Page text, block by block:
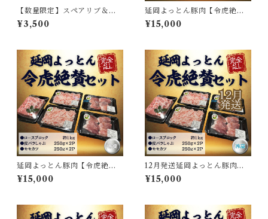
【数量限定】スペアリブ＆ナ
ンコツセット
¥3,500
延岡よっとん豚肉【令虎絶賛
セット】※冷蔵
¥15,000
延岡よっとん豚肉【令虎絶賛
セット】※冷凍
¥15,000
12月発送延岡よっとん豚肉
【令虎絶賛セット】※冷蔵
¥15,000